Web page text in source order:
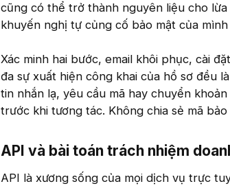
cũng có thể trở thành nguyên liệu cho
khuyến nghị tự củng cố bảo mật của
Xác minh hai bước, email khôi phục, cài
đa sự xuất hiện công khai của hồ sơ đều
tin nhắn lạ, yêu cầu mã hay chuyển
trước khi tương tác. Không chia sẻ mã
API và bài toán trách nhiệm
API là xương sống của mọi dịch vụ trực